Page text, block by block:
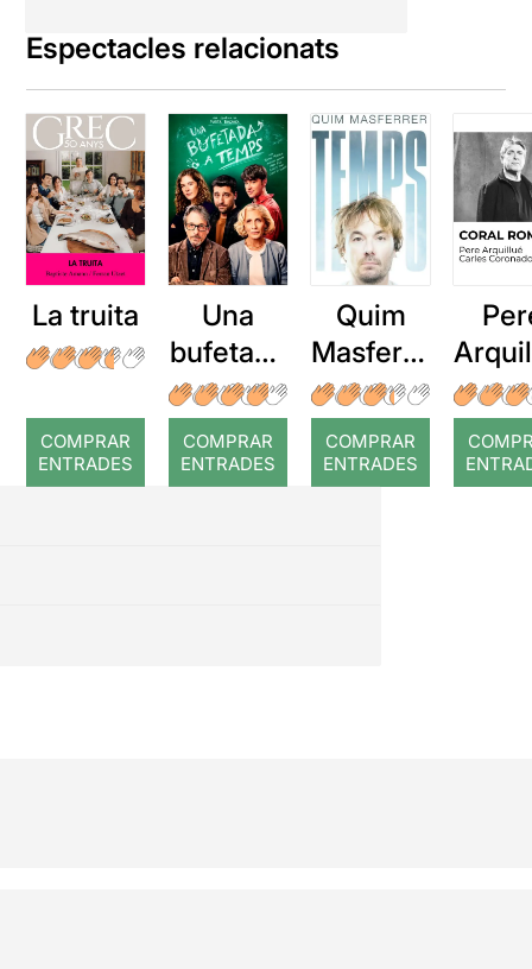
Espectacles relacionats
La truita
COMPRAR
ENTRADES
Una
bufetada
a temps
COMPRAR
ENTRADES
Quim
Masferre
r: Temps
COMPRAR
ENTRADES
: